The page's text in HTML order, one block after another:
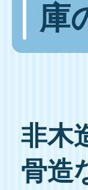
庫
非木
骨造